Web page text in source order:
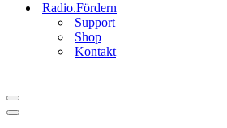
Radio.Fördern
Support
Shop
Kontakt
Navigationsmenü
Navigationsmenü